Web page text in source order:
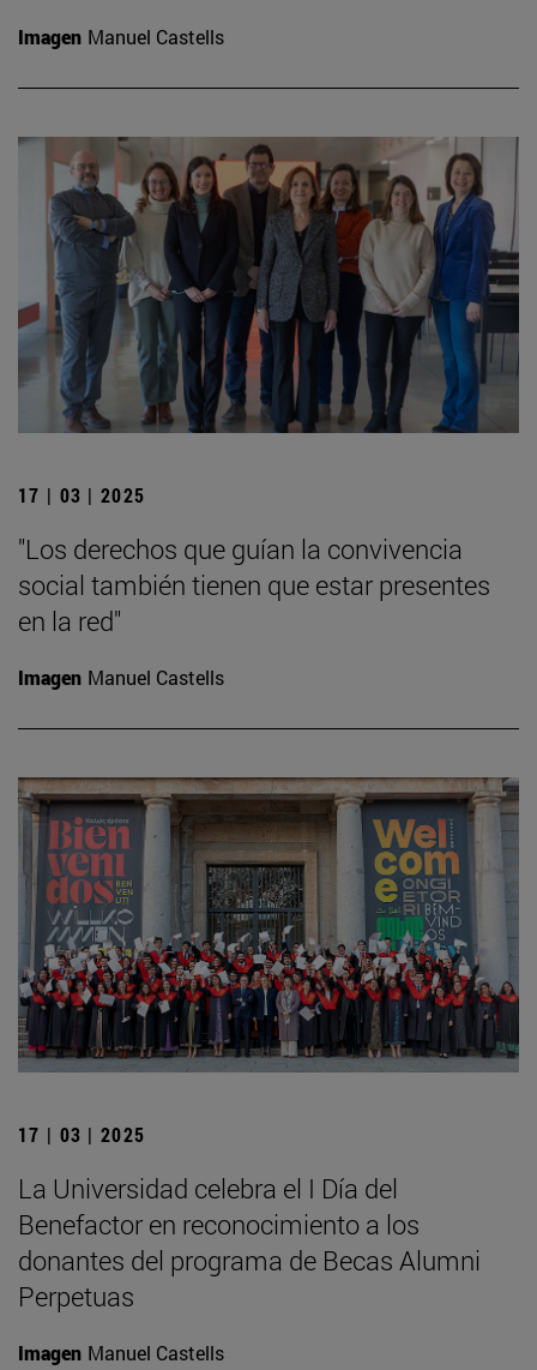
Imagen Manuel Castells
17 | 03 | 2025
"Los derechos que guían la convivencia
social también tienen que estar presentes
en la red"
Imagen Manuel Castells
17 | 03 | 2025
La Universidad celebra el I Día del
Benefactor en reconocimiento a los
donantes del programa de Becas Alumni
Perpetuas
Imagen Manuel Castells